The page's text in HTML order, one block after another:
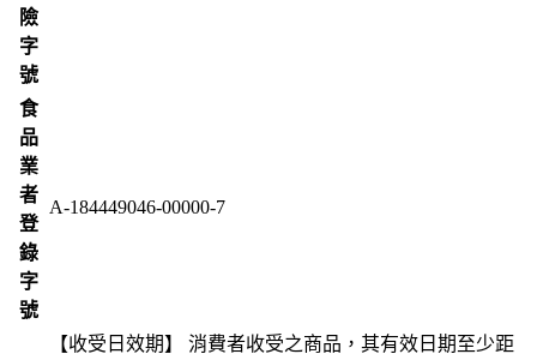
險
字
號
食
品
業
者
登
錄
字
號
A-184449046-00000-7
【收受日效期】 消費者收受之商品，其有效日期至少距